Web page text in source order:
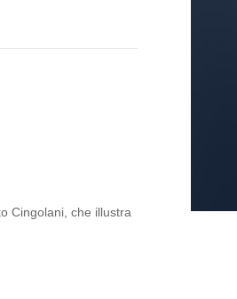
Cingolani, che illustra